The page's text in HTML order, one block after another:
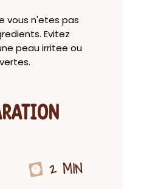
vous n'etes pas
Evitez
peau irritee ou
2 MIN